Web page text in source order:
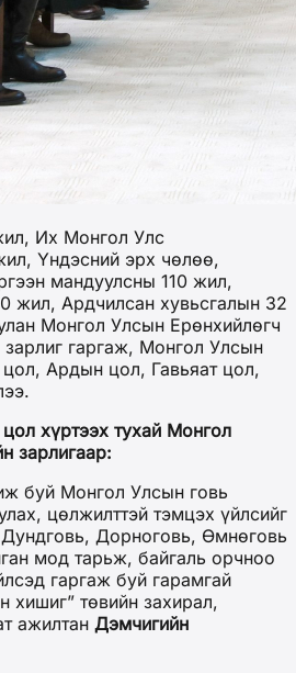
Их Монгол Улс
Үндэсний эрх чөлөө,
мандуулсны 110 жил,
жил, Ардчилсан хувьсгалын 32
Монгол Улсын Ерөнхийлөгч
зарлиг гаргаж, Монгол Улсын
Ардын цол, Гавьяат цол,
хүртээх тухай Монгол
зарлигаар:
буй Монгол Улсын говь
цөлжилттэй тэмцэх үйлсийг
Дорноговь, Өмнөговь
мод тарьж, байгаль орчноо
гаргаж буй гарамгай
төвийн захирал,
ажилтан Дэмчигийн